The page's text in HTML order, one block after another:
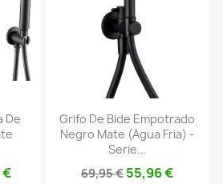
De
€
Grifo De Bide Empotrado
Negro Mate (agua Fria) -
Serie...
69,95 € 55,96 €